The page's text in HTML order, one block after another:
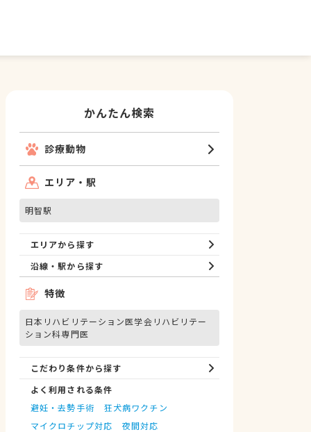
かんたん検索
診療動物
エリア・駅
明智駅
エリアから探す
沿線・駅から探す
特徴
日本リハビリテーション医学会リハビリテー
ション科専門医
こだわり条件から探す
よく利用される条件
避妊・去勢手術
狂犬病ワクチン
マイクロチップ対応
夜間対応